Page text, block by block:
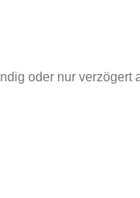
oder nur verzögert